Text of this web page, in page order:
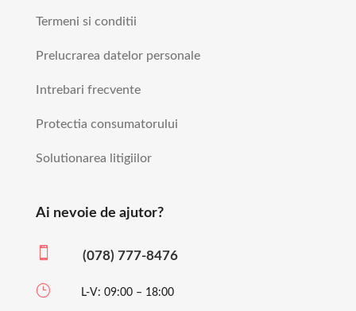
Termeni si conditii
Prelucrarea datelor personale
Intrebari frecvente
Protectia consumatorului
Solutionarea litigiilor
Ai nevoie de ajutor?
 (078) 777-8476
} L-V: 09:00 – 18:00